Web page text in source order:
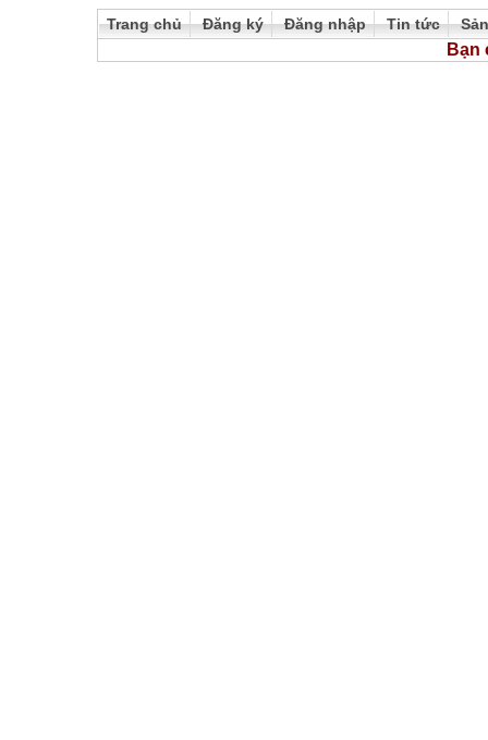
Trang chủ Đăng ký Đăng nhập Tin tức
Bạn